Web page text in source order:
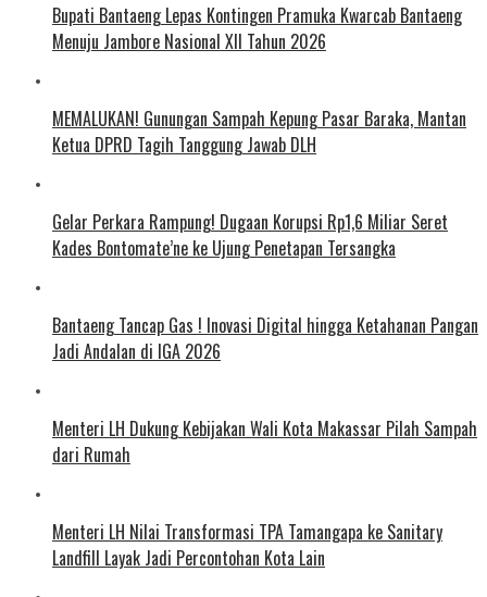
Bupati Bantaeng Lepas Kontingen Pramuka Kwarcab Bantaeng
Menuju Jambore Nasional XII Tahun 2026
MEMALUKAN! Gunungan Sampah Kepung Pasar Baraka, Mantan
Ketua DPRD Tagih Tanggung Jawab DLH
Gelar Perkara Rampung! Dugaan Korupsi Rp1,6 Miliar Seret
Kades Bontomate’ne ke Ujung Penetapan Tersangka
Bantaeng Tancap Gas ! Inovasi Digital hingga Ketahanan Pangan
Jadi Andalan di IGA 2026
Menteri LH Dukung Kebijakan Wali Kota Makassar Pilah Sampah
dari Rumah
Menteri LH Nilai Transformasi TPA Tamangapa ke Sanitary
Landfill Layak Jadi Percontohan Kota Lain